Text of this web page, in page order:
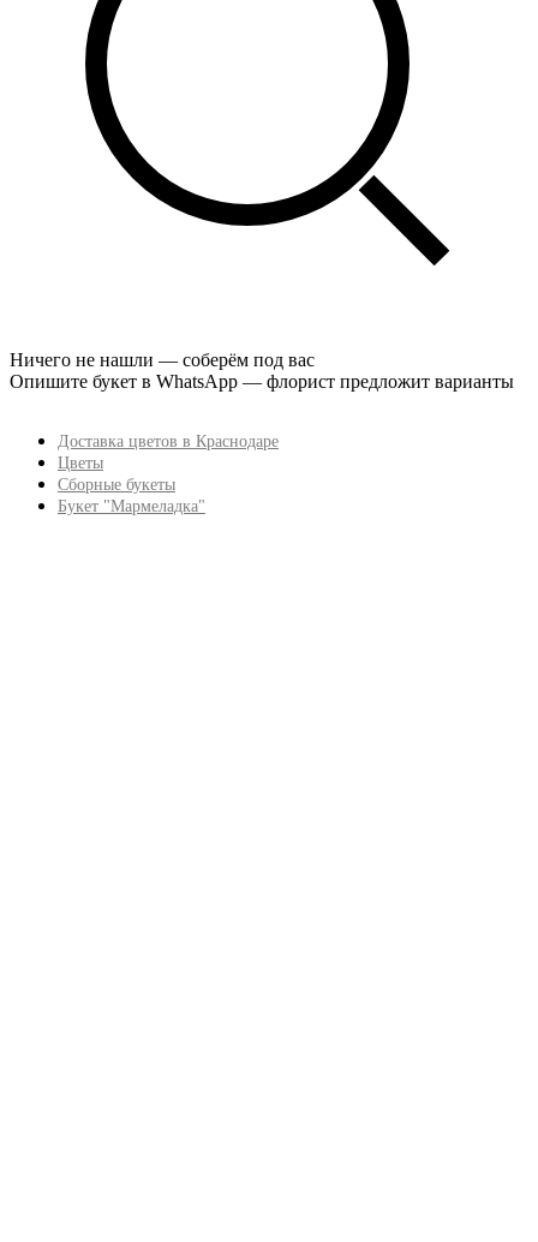
Ничего не нашли — соберём под вас
Опишите букет в WhatsApp — флорист предложит варианты
Доставка цветов в Краснодаре
Цветы
Сборные букеты
Букет "Мармеладка"